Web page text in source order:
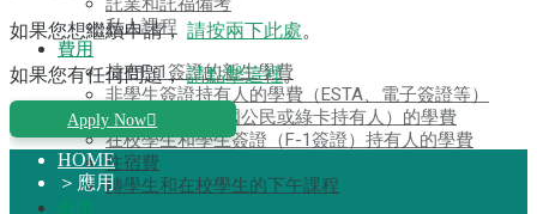
私人課程
費用
持有F-1簽證的新生學費
非學生簽證持有人的學費（ESTA、電子簽證等）
Kama’aina（美國公民或綠卡持有人）的學費
在校學生和學生簽證（F-1簽證）持有人的學費
住宿費
轉學生和在校學生的下午課程
如果您想繼續申請， 請按兩下此處。
如果您有任何問題，請點擊這裡。
Apply Now
HOME
＞ 應用